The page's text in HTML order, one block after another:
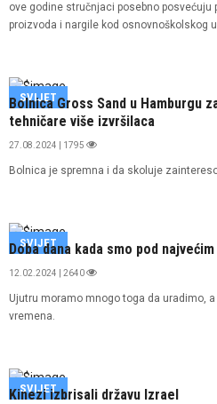
ove godine stručnjaci posebno
proizvoda i nargile kod osnovnoškolskog
SVIJET
Bolnica Gross Sand u Hamburgu
tehničare više izvršilaca
27.08.2024 | 1795
Bolnica je spremna i da skoluje
SVIJET
Doba dana kada smo pod
12.02.2024 | 2640
Ujutru moramo mnogo toga da uradimo,
vremena.
SVIJET
Kinezi izbrisali državu Izrael